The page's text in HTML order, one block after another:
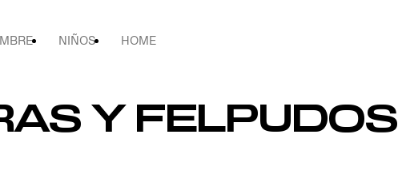
NIÑOS HOME
Y FELPUDOS